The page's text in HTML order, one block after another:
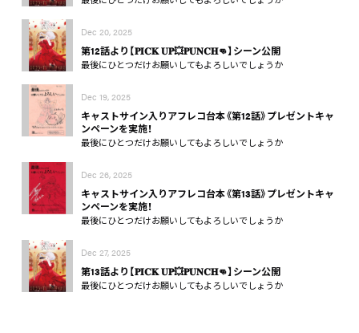
Dec 20, 2025
第12話より【𝐏𝐈𝐂𝐊 𝐔𝐏💥𝐏𝐔𝐍𝐂𝐇👊】シーン公開
最後にひとつだけお願いしてもよろしいでしょうか
Dec 19, 2025
キャストサイン入りアフレコ台本《第12話》プレゼントキャ
ンペーンを実施！
最後にひとつだけお願いしてもよろしいでしょうか
Dec 26, 2025
キャストサイン入りアフレコ台本《第13話》プレゼントキャ
ンペーンを実施！
最後にひとつだけお願いしてもよろしいでしょうか
Dec 27, 2025
第13話より【𝐏𝐈𝐂𝐊 𝐔𝐏💥𝐏𝐔𝐍𝐂𝐇👊】シーン公開
最後にひとつだけお願いしてもよろしいでしょうか